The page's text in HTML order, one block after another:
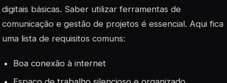
digitais básicas. Saber utilizar ferramentas de
comunicação e gestão de projetos é essencial. Aqui fica
uma lista de requisitos comuns:
Boa conexão à internet